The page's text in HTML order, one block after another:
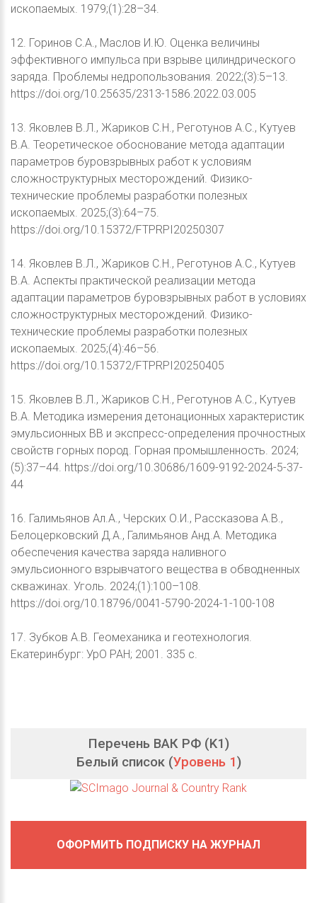
ископаемых. 1979;(1):28–34.
12. Горинов С.А., Маслов И.Ю. Оценка величины
эффективного импульса при взрыве цилиндрического
заряда. Проблемы недропользования. 2022;(3):5–13.
https://doi.org/10.25635/2313-1586.2022.03.005
13. Яковлев В.Л., Жариков С.Н., Реготунов А.С., Кутуев
В.А. Теоретическое обоснование метода адаптации
параметров буровзрывных работ к условиям
сложноструктурных месторождений. Физико-
технические проблемы разработки полезных
ископаемых. 2025;(3):64–75.
https://doi.org/10.15372/FTPRPI20250307
14. Яковлев В.Л., Жариков С.Н., Реготунов А.С., Кутуев
В.А. Аспекты практической реализации метода
адаптации параметров буровзрывных работ в условиях
сложноструктурных месторождений. Физико-
технические проблемы разработки полезных
ископаемых. 2025;(4):46–56.
https://doi.org/10.15372/FTPRPI20250405
15. Яковлев В.Л., Жариков С.Н., Реготунов А.С., Кутуев
В.А. Методика измерения детонационных характеристик
эмульсионных ВВ и экспресс-определения прочностных
свойств горных пород. Горная промышленность. 2024;
(5):37–44. https://doi.org/10.30686/1609-9192-2024-5-37-
44
16. Галимьянов Ал.А., Черских О.И., Рассказова А.В.,
Белоцерковский Д.А., Галимьянов Анд.А. Методика
обеспечения качества заряда наливного
эмульсионного взрывчатого вещества в обводненных
скважинах. Уголь. 2024;(1):100–108.
https://doi.org/10.18796/0041-5790-2024-1-100-108
17. Зубков А.В. Геомеханика и геотехнология.
Екатеринбург: УрО РАН; 2001. 335 с.
Перечень ВАК РФ (K1)
Белый список (Уровень 1)
ОФОРМИТЬ ПОДПИСКУ НА ЖУРНАЛ